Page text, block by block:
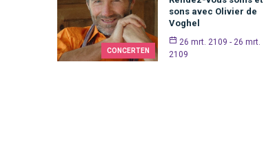
CONCERTEN
sons avec Olivier de
Voghel
26 mrt. 2109 - 26 mrt.
2109